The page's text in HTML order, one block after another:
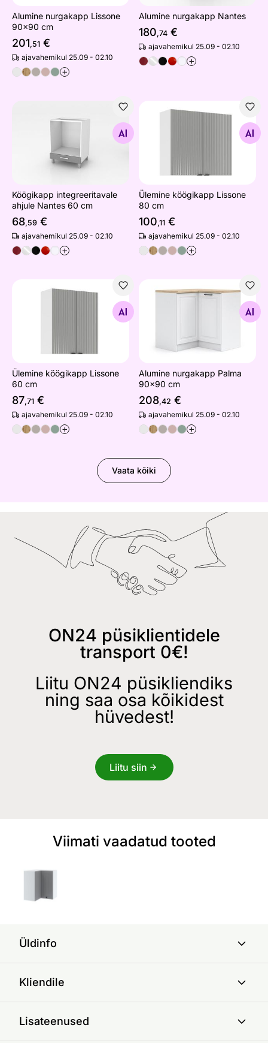
Alumine nurgakapp Lissone
90x90 cm
201,51 €
ajavahemikul 25.09 - 02.10
+
Alumine nurgakapp Nantes
180,74 €
ajavahemikul 25.09 - 02.10
+
Köögikapp integreeritavale ahjule Nantes 60 cm
Köögikapp integreeritavale
ahjule Nantes 60 cm
68,59 €
ajavahemikul 25.09 - 02.10
+
Ülemine köögikapp Lissone
Ülemine köögikapp Lissone
80 cm
100,11 €
ajavahemikul 25.09 - 02.10
+
Ülemine köögikapp Lissone 60 cm
Ülemine köögikapp Lissone
60 cm
87,71 €
ajavahemikul 25.09 - 02.10
+
Alumine nurgakapp Palma
Alumine nurgakapp Palma
90x90 cm
208,42 €
ajavahemikul 25.09 - 02.10
+
Vaata kõiki
ON24 püsiklientidele
transport 0€!
Liitu ON24 püsikliendiks
ning saa osa kõikidest
hüvedest!
Liitu siin
Viimati vaadatud tooted
Üldinfo
Kliendile
Lisateenused